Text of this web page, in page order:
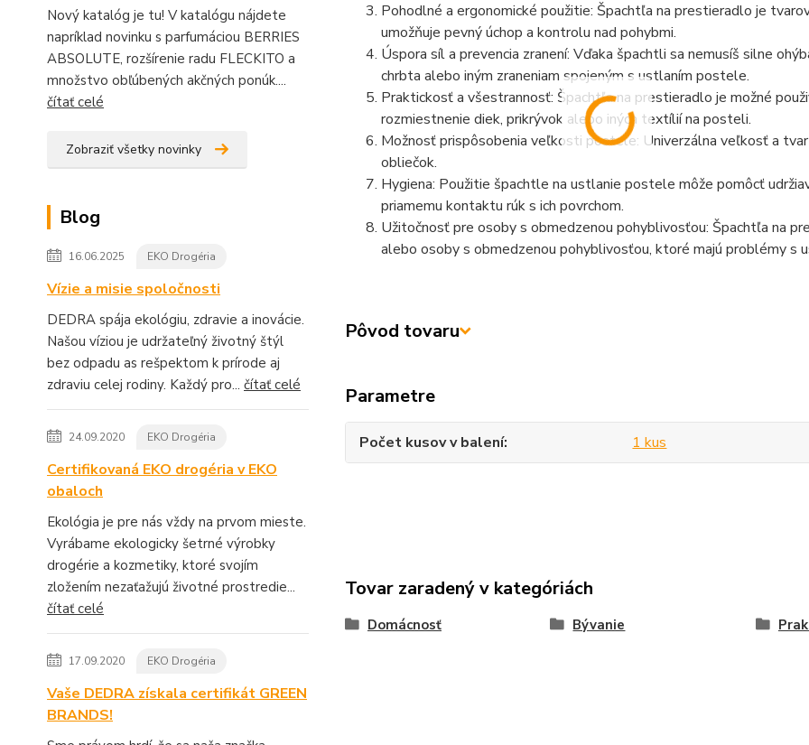
Nový katalóg je tu! V katalógu nájdete
napríklad novinku s parfumáciou BERRIES
ABSOLUTE, rozšírenie radu FLECKITO a
množstvo obľúbených akčných ponúk....
čítať celé
Zobraziť všetky novinky
Blog
16.06.2025 EKO Drogéria
Vízie a misie spoločnosti
DEDRA spája ekológiu, zdravie a inovácie.
Našou víziou je udržateľný životný štýl
bez odpadu as rešpektom k prírode aj
zdraviu celej rodiny. Každý pro... čítať celé
24.09.2020 EKO Drogéria
Certifikovaná EKO drogéria v EKO
obaloch
Ekológia je pre nás vždy na prvom mieste.
Vyrábame ekologicky šetrné výrobky
drogérie a kozmetiky, ktoré svojím
zložením nezaťažujú životné prostredie...
čítať celé
17.09.2020 EKO Drogéria
Vaše DEDRA získala certifikát GREEN
BRANDS!
Pohodlné a ergonomické použitie: Špachtľa na prestieradlo je
umožňuje pevný úchop a kontrolu nad pohybmi.
Úspora síl a prevencia zranení: Vďaka špachtli sa nemusíš silne
chrbta alebo iným zraneniam spojeným s ustlaním postele.
Praktickosť a všestrannosť: Špachtľa na prestieradlo je možné
rozmiestnenie diek, prikrývok alebo iných textílií na posteli.
Možnosť prispôsobenia veľkosti postele: Univerzálna veľkosť a
obliečok.
Hygiena: Použitie špachtle na ustlanie postele môže pomôcť
priamemu kontaktu rúk s ich povrchom.
Užitočnosť pre osoby s obmedzenou pohyblivosťou: Špachtľa na
alebo osoby s obmedzenou pohyblivosťou, ktoré majú problémy s
Pôvod tovaru
Parametre
Počet kusov v balení 1 kus
Tovar zaradený v kategóriách
Domácnosť Bývanie